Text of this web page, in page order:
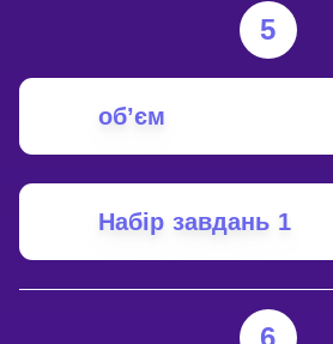
5
об’єм
Набір завдань 1
6